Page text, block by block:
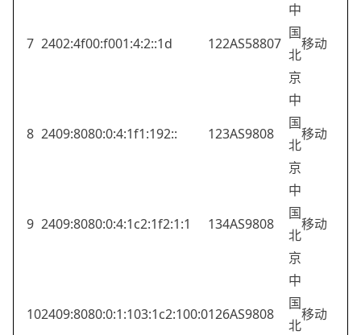
7 2402:4f00:f001:4:2::1d 122AS58807
中
国
北
京
移动
8 2409:8080:0:4:1f1:192:: 123AS9808
中
国
北
京
移动
9 2409:8080:0:4:1c2:1f2:1:1 134AS9808
中
国
北
京
移动
102409:8080:0:1:103:1c2:100:0126AS9808
中
国
北
移动